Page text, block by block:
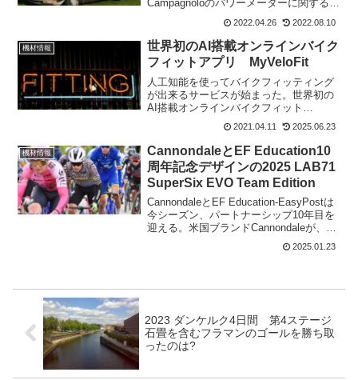
Campagnoloのパワーメーターに関する特
許は2019年から出ている。昨年も出して
いて、それが搭載されていると言われた
Lotto Soudalが乗るバイクも公...
2022.04.26 2022.08.10
機材情報
世界初のAI搭載オンラインバイク
フィットアプリ MyVeloFit
人工知能を使ってバイクフィッティング
が出来るサービスが始まった。世界初の
AI搭載オンラインバイクフィット
MyVeloFitだ。これまで、正確なフィッテ
ィングは経験豊かなフィッターに見て貰
うとかしないと中々良いボジションが得
られなかった。この...
2021.04.11 2025.06.23
機材情報
CannondaleとEF Education10
周年記念デザインの2025 LAB71
SuperSix EVO Team Edition
CannondaleとEF Education-EasyPostは
今シーズン、パートナーシップ10年目を
迎える。米国ブランドCannondaleが、米
国国籍のEF Education-EasyPostとEF
2025.01.23
2023 ダンケルク4日間 第4ステージ
石畳を含むフラマンのゴールを勝ち取
ったのは?